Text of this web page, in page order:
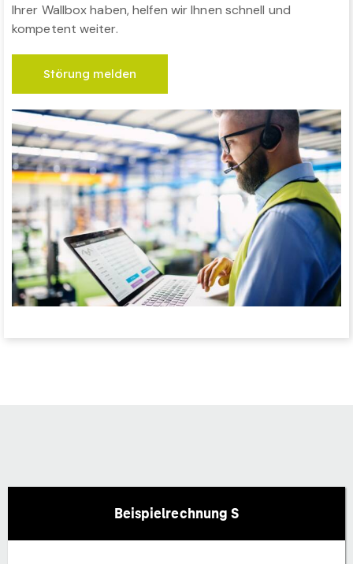
Ihrer Wallbox haben, helfen wir Ihnen schnell und
kompetent weiter.
Störung melden
Beispielrechnung S